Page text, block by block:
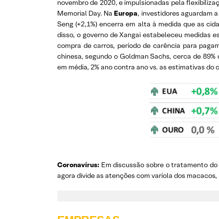
novembro de 2020, e impulsionadas pela
Memorial Day. Na Europa, investidores aguardam
Seng (+2,1%) encerra em alta à medida que as
disso, o governo de Xangai estabeleceu medidas
compra de carros, período de carência para
chinesa, segundo o Goldman Sachs, cerca de
em média, 2% ano contra ano vs. as estimativas do
Coronavírus: Em discussão sobre o tratamento
agora divide as atenções com varíola dos